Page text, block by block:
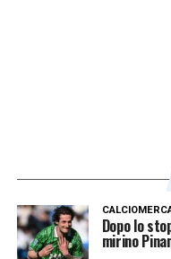
Dopo lo
mirino